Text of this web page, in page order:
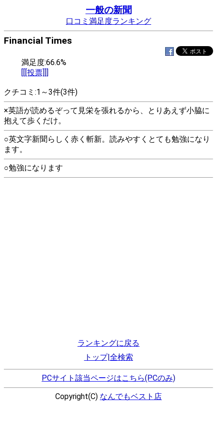
一般の新聞
口コミ満足度ランキング
Financial Times
満足度:66.6%
[[[投票]]]
クチコミ:1～3件(3件)
×英語が読めるぞって見栄を張れるから、とりあえず小脇に
抱えて歩くだけ。
○英文字新聞らしく赤く斬新。読みやすくとても勉強になり
ます。
○勉強になります
ランキングに戻る
トップ|全検索
PCサイト該当ページはこちら(PCのみ)
Copyright(C) なんでもベスト店